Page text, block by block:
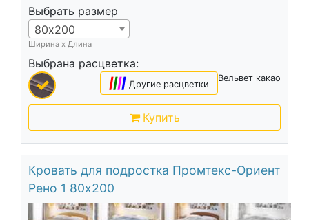
Выбрать размер
80х200
Ширина х Длина
Выбрана расцветка:
Вельвет какао
|||| Другие расцветки
Купить
Кровать для подростка Промтекс-Ориент
Рено 1 80х200